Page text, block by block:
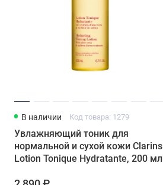
В наличии Код товара: 1279
Увлажняющий тоник для
нормальной и сухой кожи Clarins
Lotion Tonique Hydratante, 200 мл